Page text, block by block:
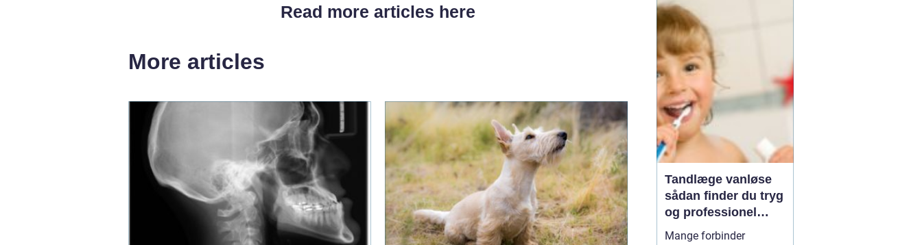
Read more articles here
More articles
køkkenbordet, eller låsen
har sat sig fast midt om
natten. Her er en kort
forklaring, som kan
hjælpe, når du søger
efter h...
Tandlæge vanløse
sådan finder du tryg
og professionel
tandpleje
Mange forbinder